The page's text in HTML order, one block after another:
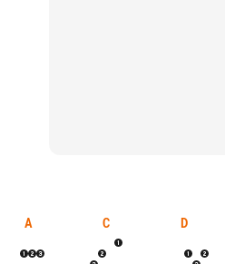
A C D